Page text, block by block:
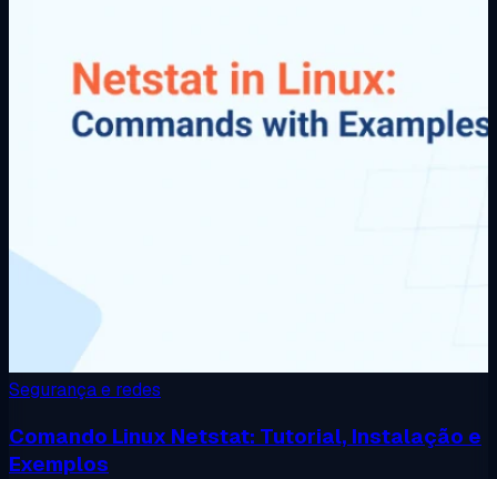
Segurança e redes
Comando Linux Netstat: Tutorial, Instalação e
Exemplos